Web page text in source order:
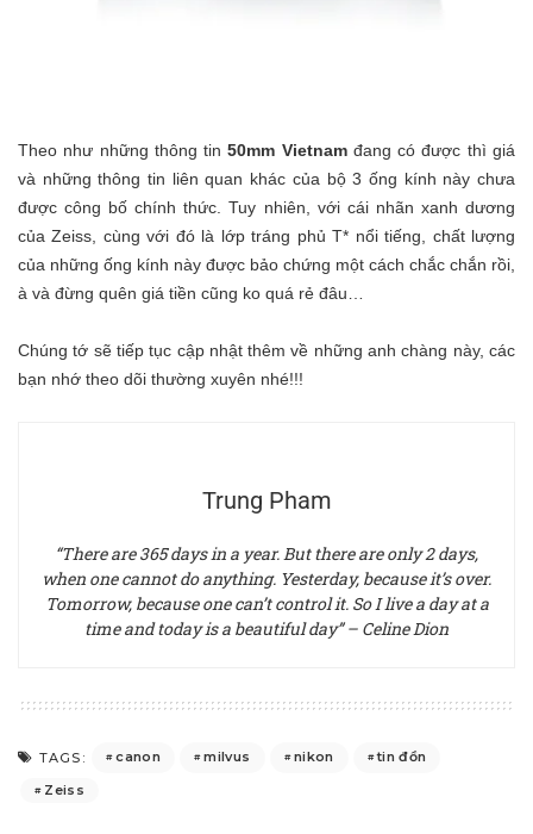
Theo như những thông tin50mm Vietnamđang có được thì giá
và những thông tin liên quan khác của bộ 3 ống kính này chưa
được công bố chính thức. Tuy nhiên, với cái nhãn xanh dương
của Zeiss, cùng với đó là lớp tráng phủ T* nổi tiếng, chất lượng
của những ống kính này được bảo chứng một cách chắc chắn rồi,
à và đừng quên giá tiền cũng ko quá rẻ đâu…
Chúng tớ sẽ tiếp tục cập nhật thêm về những anh chàng này, các
bạn nhớ theo dõi thường xuyên nhé!!!
Trung Pham
“There are 365 days in a year. But there are only 2 days,
when one cannot do anything. Yesterday, because it’s over.
Tomorrow, because one can’t control it. So I live a day at a
time and today is a beautiful day” – Celine Dion
TAGS: canon milvus nikon
tin đồn
Zeiss